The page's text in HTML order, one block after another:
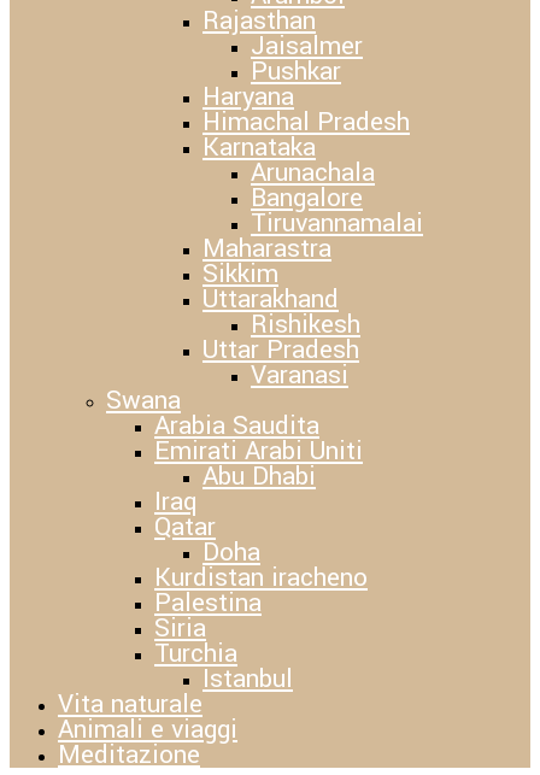
Rajasthan
Jaisalmer
Pushkar
Haryana
Himachal Pradesh
Karnataka
Arunachala
Bangalore
Tiruvannamalai
Maharastra
Sikkim
Uttarakhand
Rishikesh
Uttar Pradesh
Varanasi
Swana
Arabia Saudita
Emirati Arabi Uniti
Abu Dhabi
Iraq
Qatar
Doha
Kurdistan iracheno
Palestina
Siria
Turchia
Istanbul
Vita naturale
Animali e viaggi
Meditazione